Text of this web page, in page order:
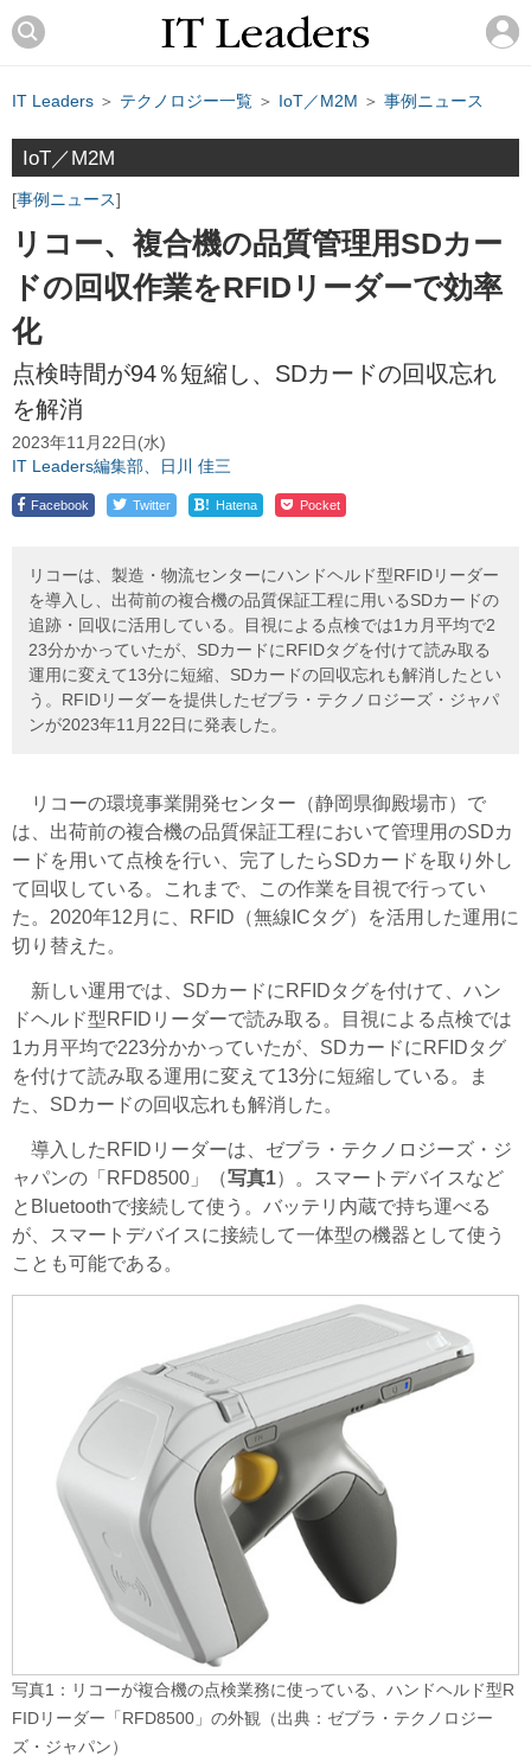
IT Leaders ＞ テクノロジー一覧 ＞ IoT／M2M ＞ 事例ニュース
IoT／M2M
事例ニュース
リコー、複合機の品質管理用SDカー
ドの回収作業をRFIDリーダーで効率
化
点検時間が94％短縮し、SDカードの回収忘れ
を解消
2023年11月22日(水)
IT Leaders編集部、日川 佳三
Facebook Twitter ! Hatena Pocket
リコーは、製造・物流センターにハンドヘルド型RFIDリーダー
を導入し、出荷前の複合機の品質保証工程に用いるSDカードの
追跡・回収に活用している。目視による点検では1カ月平均で2
23分かかっていたが、SDカードにRFIDタグを付けて読み取る
運用に変えて13分に短縮、SDカードの回収忘れも解消したとい
う。RFIDリーダーを提供したゼブラ・テクノロジーズ・ジャパ
ンが2023年11月22日に発表した。
リコーの環境事業開発センター（静岡県御殿場市）で
は、出荷前の複合機の品質保証工程において管理用のSDカ
ードを用いて点検を行い、完了したらSDカードを取り外し
て回収している。これまで、この作業を目視で行ってい
た。2020年12月に、RFID（無線ICタグ）を活用した運用に
切り替えた。
新しい運用では、SDカードにRFIDタグを付けて、ハン
ドヘルド型RFIDリーダーで読み取る。目視による点検では
1カ月平均で223分かかっていたが、SDカードにRFIDタグ
を付けて読み取る運用に変えて13分に短縮している。ま
た、SDカードの回収忘れも解消した。
導入したRFIDリーダーは、ゼブラ・テクノロジーズ・ジ
ャパンの「RFD8500」（写真1）。スマートデバイスなど
とBluetoothで接続して使う。バッテリ内蔵で持ち運べる
が、スマートデバイスに接続して一体型の機器として使う
ことも可能である。
写真1：リコーが複合機の点検業務に使っている、ハンドヘルド型R
FIDリーダー「RFD8500」の外観（出典：ゼブラ・テクノロジー
ズ・ジャパン）